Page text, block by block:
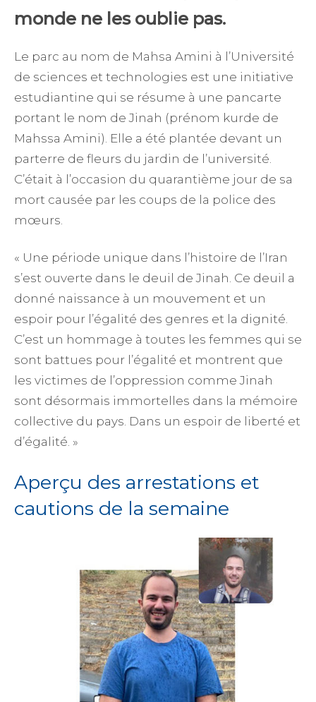
monde ne les oublie pas.
Le parc au nom de Mahsa Amini à l’Université
de sciences et technologies est une initiative
estudiantine qui se résume à une pancarte
portant le nom de Jinah (prénom kurde de
Mahssa Amini). Elle a été plantée devant un
parterre de fleurs du jardin de l’université.
C’était à l’occasion du quarantième jour de sa
mort causée par les coups de la police des
mœurs.
« Une période unique dans l’histoire de l’Iran
s’est ouverte dans le deuil de Jinah. Ce deuil a
donné naissance à un mouvement et un
espoir pour l’égalité des genres et la dignité.
C’est un hommage à toutes les femmes qui se
sont battues pour l’égalité et montrent que
les victimes de l’oppression comme Jinah
sont désormais immortelles dans la mémoire
collective du pays. Dans un espoir de liberté et
d’égalité. »
Aperçu des arrestations et
cautions de la semaine